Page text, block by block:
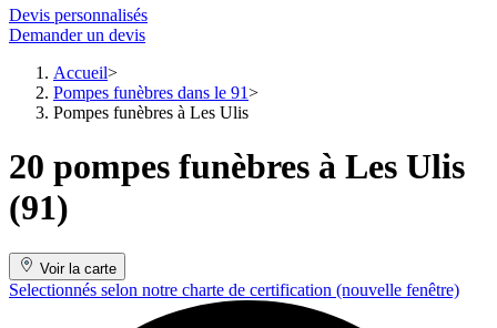
Devis personnalisés
Demander un devis
Accueil
Pompes funèbres dans le 91
Pompes funèbres à Les Ulis
20 pompes funèbres à Les Ulis
(91)
Voir la carte
Selectionnés selon notre charte de certification (nouvelle fenêtre)